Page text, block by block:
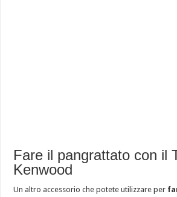
Fare il pangrattato con il
Kenwood
Un altro accessorio che potete utilizzare per